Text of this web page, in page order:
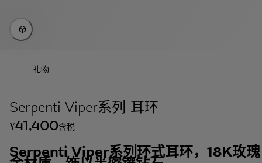
礼物
Serpenti Viper系列 耳环
¥41,400含税
Serpenti Viper系列环式耳环，18K玫瑰